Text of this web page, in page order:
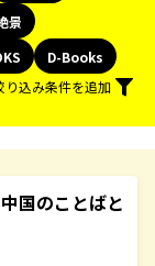
景
D-Books
り込み条件を追加
国のことばと